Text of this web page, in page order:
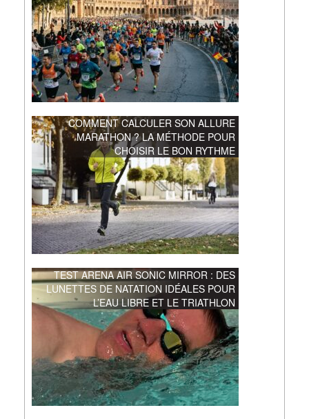
COMMENT CALCULER SON ALLURE
MARATHON ? LA MÉTHODE POUR
CHOISIR LE BON RYTHME
TEST ARENA AIR SONIC MIRROR : DES
LUNETTES DE NATATION IDÉALES POUR
L’EAU LIBRE ET LE TRIATHLON